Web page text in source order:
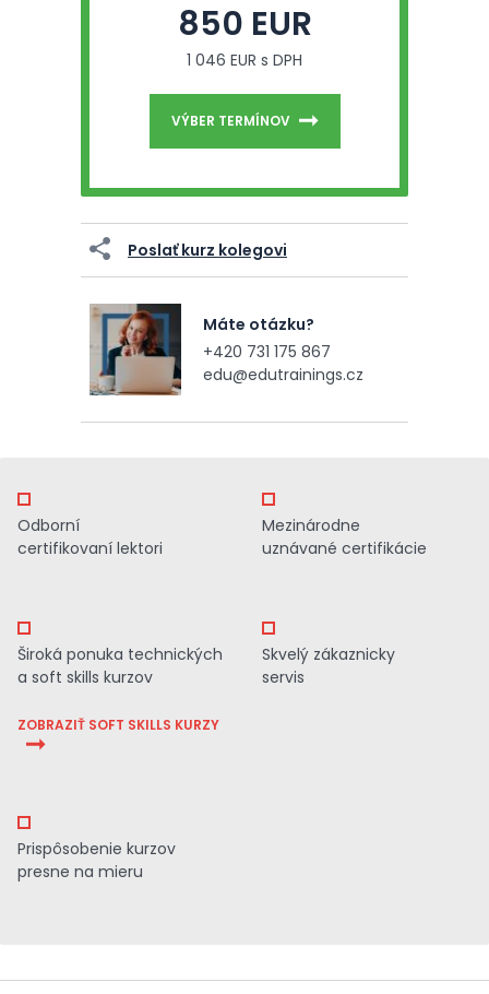
850 EUR
1 046 EUR s DPH
VÝBER TERMÍNOV
Poslať kurz kolegovi
Máte otázku?
+420 731 175 867
edu@edutrainings.cz
Odborní
certifikovaní lektori
Mezinárodne
uznávané certifikácie
Široká ponuka technických
a soft skills kurzov
ZOBRAZIŤ SOFT SKILLS KURZY
Skvelý zákaznicky
servis
Prispôsobenie kurzov
presne na mieru